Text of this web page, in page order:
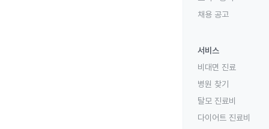
채용 공고
서비스
비대면 진료
병원 찾기
탈모 진료비
다이어트 진료비